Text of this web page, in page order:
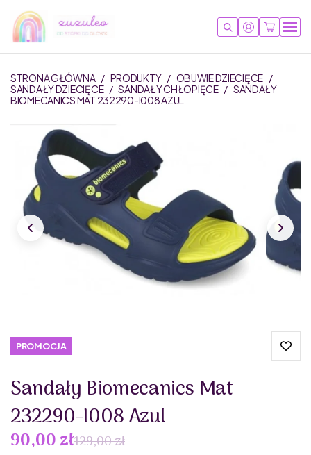
STRONA GŁÓWNA / PRODUKTY / OBUWIE DZIECIĘCE /
SANDAŁY DZIECIĘCE / SANDAŁY CHŁOPIĘCE / SANDAŁY
BIOMECANICS MAT 232290-I008 AZUL
PROMOCJA
Sandały Biomecanics Mat
232290-I008 Azul
90,00 zł129,00 zł